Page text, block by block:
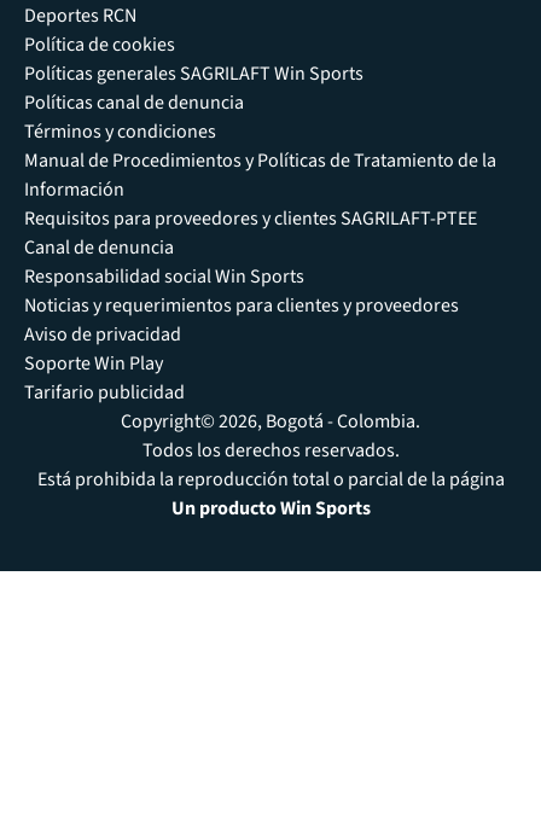
Deportes RCN
Política de cookies
Políticas generales SAGRILAFT Win Sports
Políticas canal de denuncia
Términos y condiciones
Manual de Procedimientos y Políticas de Tratamiento de la
Información
Requisitos para proveedores y clientes SAGRILAFT-PTEE
Canal de denuncia
Responsabilidad social Win Sports
Noticias y requerimientos para clientes y proveedores
Aviso de privacidad
Soporte Win Play
Tarifario publicidad
Copyright© 2026, Bogotá - Colombia.
Todos los derechos reservados.
Está prohibida la reproducción total o parcial de la página
Un producto Win Sports